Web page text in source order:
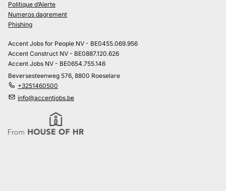
Politique d’Alerte
Numeros dagrement
Phishing
Accent Jobs for People NV - BE0455.069.956
Accent Construct NV - BE0887.120.626
Accent Jobs NV - BE0654.755.146
Beversesteenweg 576, 8800 Roeselare
+3251460500
info@accentjobs.be